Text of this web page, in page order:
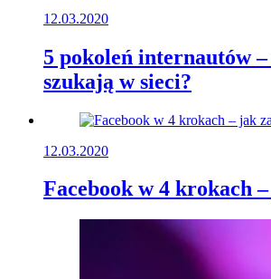
12.03.2020
5 pokoleń internautów –
szukają w sieci?
12.03.2020
Facebook w 4 krokach